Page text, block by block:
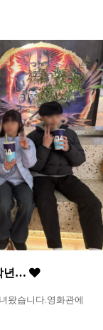
년…
왔습니다.영화관에